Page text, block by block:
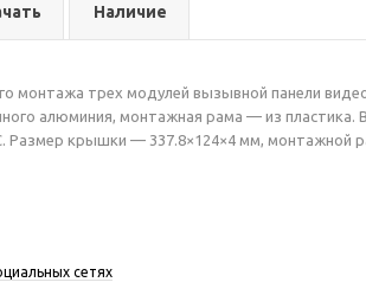
Наличие
монтажа трех модулей вызывной панели
алюминия, монтажная рама — из пластика.
Размер крышки — 337.8×124×4 мм, монтажной
сетях